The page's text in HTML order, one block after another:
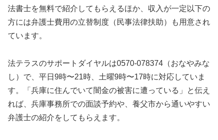
法書士を無料で紹介してもらえるほか、収入が一定以下の
方には弁護士費用の立替制度（民事法律扶助）も用意され
ています。
法テラスのサポートダイヤルは0570-078374（おなやみな
し）で、平日9時〜21時、土曜9時〜17時に対応していま
す。「兵庫に住んでいて闇金の被害に遭っている」と伝え
れば、兵庫事務所での面談予約や、養父市から通いやすい
弁護士の紹介をしてもらえます。